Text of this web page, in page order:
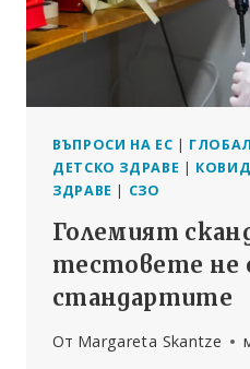
ПО
ВЪПРОСИ НА ЕС |
ДЕТСКО ЗДРАВЕ |
ЗДРАВЕ | СЗО
Големият
тестовете не
стандартите
От Margareta Skantze